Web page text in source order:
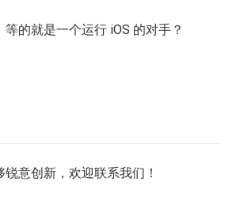
的就是一个运行 iOS 的对手？
锐意创新，欢迎联系我们 ！